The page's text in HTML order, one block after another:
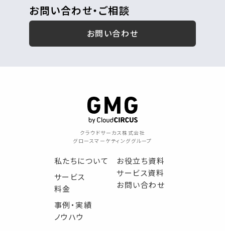
お問い合わせ・ご相談
お問い合わせ
クラウドサーカス株式会社
グロースマーケティンググループ
私たちについて
サービス
料金
事例・実績
ノウハウ
お役立ち資料
サービス資料
お問い合わせ